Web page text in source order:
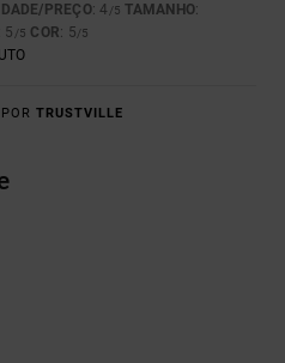
PREÇO: 4 /5 TAMANHO:
: 5 /5 COR: 5/5
TRUSTVILLE